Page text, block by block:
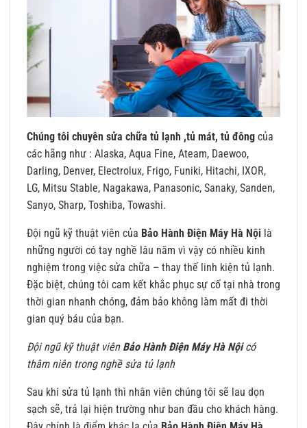
Chúng tôi chuyên sửa chữa tủ lạnh ,tủ mát, tủ đông của
các hãng như : Alaska, Aqua Fine, Ateam, Daewoo,
Darling, Denver, Electrolux, Frigo, Funiki, Hitachi, IXOR,
LG, Mitsu Stable, Nagakawa, Panasonic, Sanaky, Sanden,
Sanyo, Sharp, Toshiba, Towashi.
Đội ngũ kỹ thuật viên của Bảo Hành Điện Máy Hà Nội là
những người có tay nghề lâu năm vì vậy có nhiều kinh
nghiệm trong việc sửa chữa – thay thế linh kiện tủ lạnh.
Đặc biệt, chúng tôi cam kết khắc phục sự cố tại nhà trong
thời gian nhanh chóng, đảm bảo không làm mất đi thời
gian quý báu của bạn.
Đội ngũ kỹ thuật viên Bảo Hành Điện Máy Hà Nộicó
thâm niên trong nghề sửa tủ lạnh
Sau khi sửa tủ lạnh thì nhân viên chúng tôi sẽ lau dọn
sạch sẽ, trả lại hiện trường như ban đầu cho khách hàng.